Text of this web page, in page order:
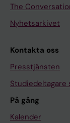
The
Nyhetsarkivet
Kontakta oss
Presstjänsten
Studiedeltagare
På gång
Kalender